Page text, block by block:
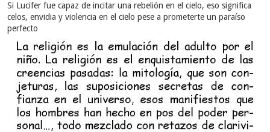
Si Lucifer fue capaz de incitar una rebelión en el cielo, eso significa
celos, envidia y violencia en el cielo pese a prometerte un paraíso
perfecto